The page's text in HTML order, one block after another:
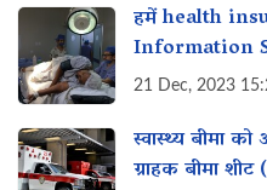
हमें health
Information
में क्या पता होना
21 Dec, 2023
स्वास्थ्य बीमा
ग्राहक बीमा